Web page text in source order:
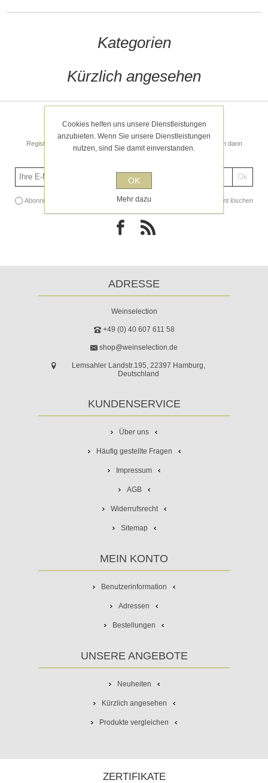
Kategorien
Kürzlich angesehen
Newsletter
Registrieren Sie sich noch heute für unseren Newsletter! Sie erhalten dann
Abonnieren Abonnement löschen
ADRESSE
Weinselection
+49 (0) 40 607 611 58
shop@weinselection.de
Lemsahler Landstr.195, 22397 Hamburg,
Deutschland
KUNDENSERVICE
Über uns
Häufig gestellte Fragen
Impressum
AGB
Widerrufsrecht
Sitemap
MEIN KONTO
Benutzerinformation
Adressen
Bestellungen
UNSERE ANGEBOTE
Neuheiten
Kürzlich angesehen
Produkte vergleichen
ZERTIFIKATE
Cookies helfen uns unsere Dienstleistungen
anzubieten. Wenn Sie unsere Dienstleistungen
nutzen, sind Sie damit einverstanden.
OK
Mehr dazu